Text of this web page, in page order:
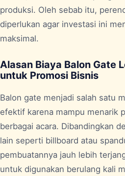
produksi. Oleh sebab itu,
diperlukan agar investasi ini
maksimal.
Alasan Biaya Balon Gate
untuk Promosi Bisnis
Balon gate menjadi salah satu
efektif karena mampu menarik
berbagai acara. Dibandingkan
lain seperti billboard atau
pembuatannya jauh lebih
untuk digunakan berulang kali